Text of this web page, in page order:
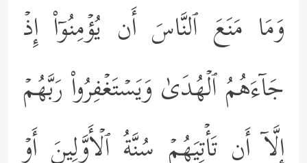
وَمَا مَنَعَ ٱلنَّاسَ أَن یُؤۡمِنُوۤاْ إِذۡ
جَاۤءَهُمُ ٱلۡهُدَىٰ وَیَسۡتَغۡفِرُواْ رَبَّهُمۡ
إِلَّاۤ أَن تَأۡتِیَهُمۡ سُنَّةُ ٱلۡأَوَّلِینَ أَوۡ